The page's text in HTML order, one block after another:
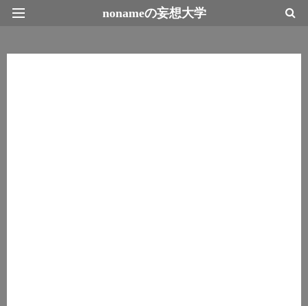
nonameの妄想大学